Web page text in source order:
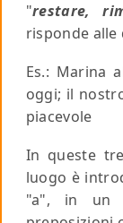
"restare,
risponde alle
Es.: Marina
oggi; il
piacevole
In queste
luogo è
"a", in un